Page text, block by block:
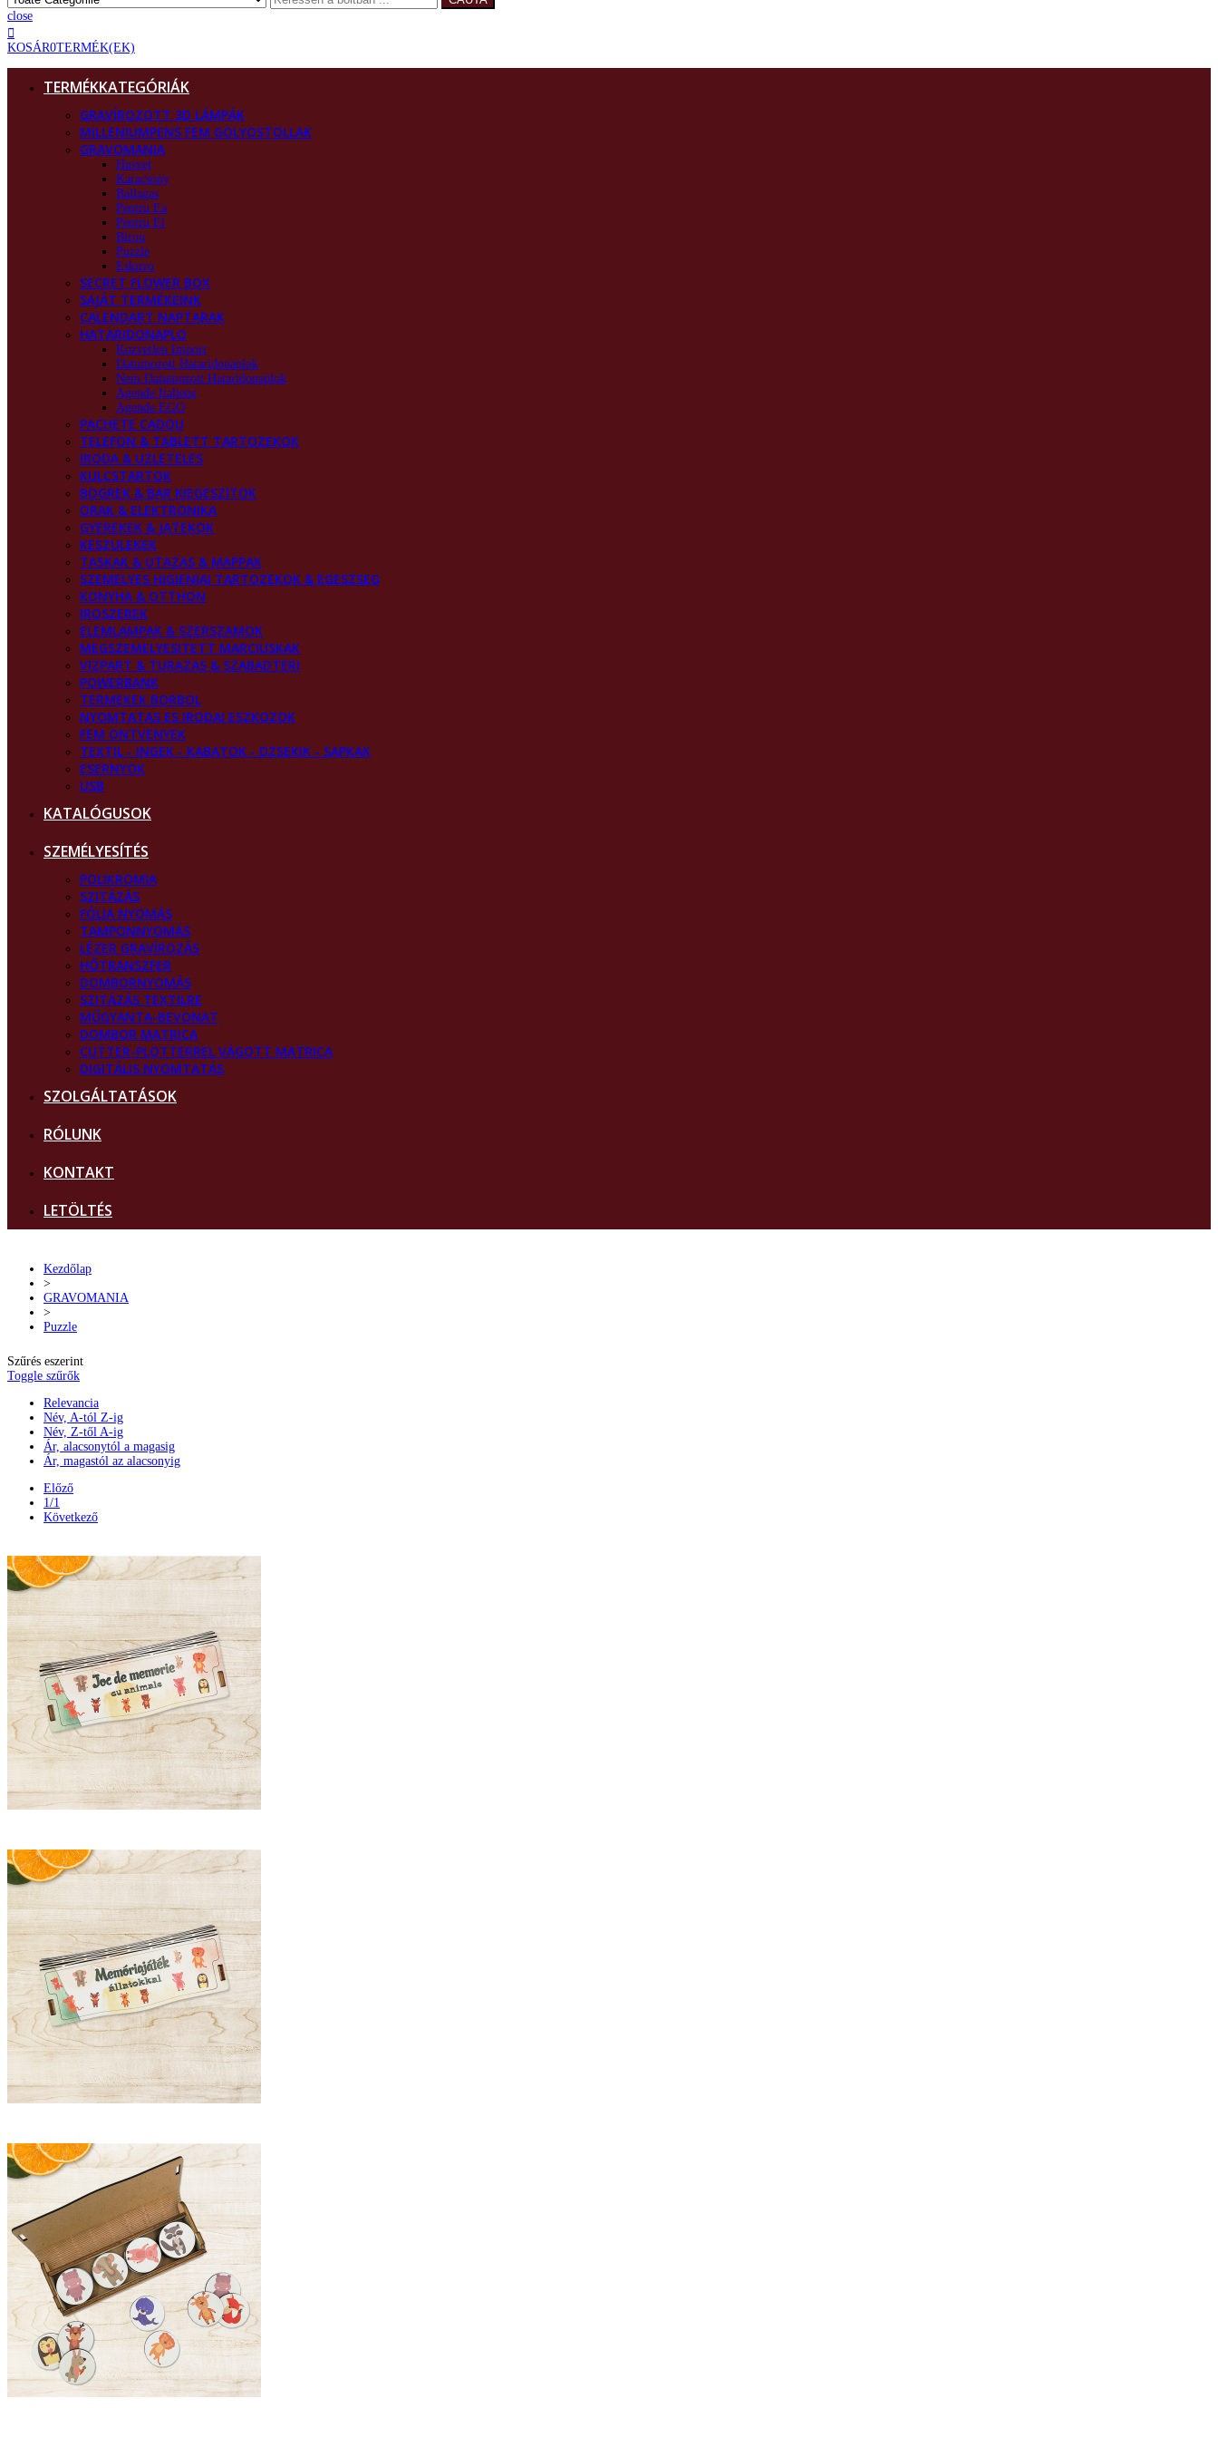
close
KOSÁR0TERMÉK(EK)
TERMÉKKATEGÓRIÁK
GRAVÍROZOTT 3D LÁMPÁK
MILLENIUMPENS FEM GOLYOSTOLLAK
GRAVOMANIA
Husvet
Karacsony
Ballagas
Pentru Ea
Pentru El
Birou
Puzzle
Eskuvo
SECRET FLOWER BOX
SAJÁT TERMÉKEINK
CALENDART NAPTARAK
HATARIDONAPLO
Kozvetlen Import
Datumozott Hataridonaplok
Nem Datumozott Hataridonaplok
Agende Italiene
Agende EGO
PACHETE CADOU
TELEFON & TABLETT TARTOZEKOK
IRODA & UZLETELES
KULCSTARTOK
BOGREK & BAR KIEGESZITOK
ORAK & ELEKTRONIKA
GYEREKEK & JATEKOK
KESZULEKEK
TASKAK & UTAZAS & MAPPAK
SZEMELYES HIGIENIAI TARTOZEKOK & EGESZSEG
KONYHA & OTTHON
IROSZEREK
ELEMLAMPAK & SZERSZAMOK
MEGSZEMELYESITETT MARCIUSKAK
VIZPART & TURAZAS & SZABADTERI
POWERBANK
TERMEKEK BORBOL
NYOMTATAS ES IRODAI ESZKOZOK
FEM ONTVENYEK
TEXTIL - INGEK - KABATOK - DZSEKIK - SAPKAK
ESERNYOK
USB
KATALÓGUSOK
SZEMÉLYESÍTÉS
POLIKROMIA
SZITÁZÁS
FÓLIA NYOMÁS
TAMPONNYOMÁS
LÉZER GRAVÍROZÁS
HŐTRANSZFER
DOMBORNYOMÁS
SZITÁZÁS TEXTILRE
MŰGYANTA-BEVONAT
DOMBOR MATRICA
CUTTER-PLOTTERREL VÁGOTT MATRICA
DIGITÁLIS NYOMTATÁS
SZOLGÁLTATÁSOK
RÓLUNK
KONTAKT
LETÖLTÉS
Kezdőlap
>
GRAVOMANIA
>
Puzzle
Szűrés eszerint
Toggle szűrők
Relevancia
Név, A-tól Z-ig
Név, Z-től A-ig
Ár, alacsonytól a magasig
Ár, magastól az alacsonyig
Előző
1/1
Következő